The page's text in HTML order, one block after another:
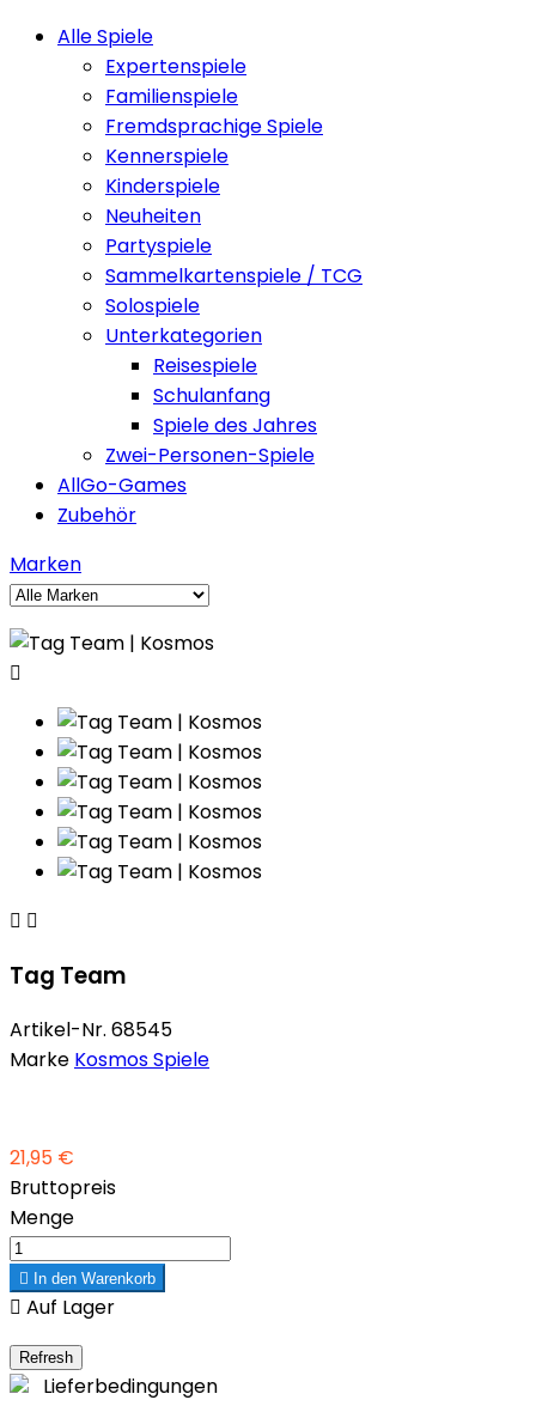
Alle Spiele
Expertenspiele
Familienspiele
Fremdsprachige Spiele
Kennerspiele
Kinderspiele
Neuheiten
Partyspiele
Sammelkartenspiele / TCG
Solospiele
Unterkategorien
Reisespiele
Schulanfang
Spiele des Jahres
Zwei-Personen-Spiele
AllGo-Games
Zubehör
Marken

 
Tag Team
Artikel-Nr. 68545
Marke Kosmos Spiele
21,95 €
Bruttopreis
Menge
 In den Warenkorb
 Auf Lager
Lieferbedingungen